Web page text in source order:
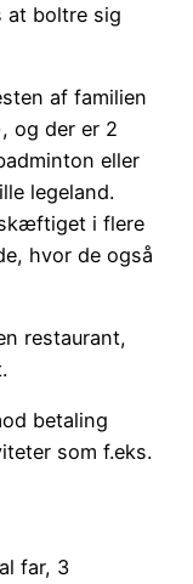
at boltre sig
af familien
og der er 2
eller
legeland.
i flere
hvor de også
restaurant,
betaling
som f.eks.
far, 3